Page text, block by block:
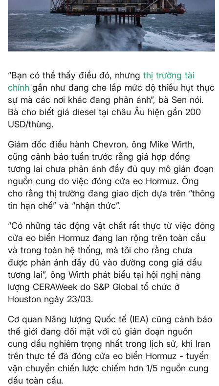
“Bạn có thể thấy điều đó, nhưng thị trường tài
chính gần như đang che lấp mức độ thiếu hụt thực
sự mà các nơi khác đang phản ánh”, bà Sen nói.
Bà cho biết giá diesel tại châu Âu hiện gần 200
USD/thùng.
Giám đốc điều hành Chevron, ông Mike Wirth,
cũng cảnh báo tuần trước rằng giá hợp đồng
tương lai chưa phản ánh đầy đủ quy mô gián đoạn
nguồn cung do việc đóng cửa eo Hormuz. Ông
cho rằng thị trường đang giao dịch dựa trên “thông
tin hạn chế” và “nhận thức”.
“Có những tác động vật chất rất thực từ việc đóng
cửa eo biển Hormuz đang lan rộng trên toàn cầu
và trong toàn hệ thống, mà tôi cho rằng chưa
được phản ánh đầy đủ vào đường cong giá dầu
tương lai”, ông Wirth phát biểu tại hội nghị năng
lượng CERAWeek do S&P Global tổ chức ở
Houston ngày 23/03.
Cơ quan Năng lượng Quốc tế (IEA) cũng cảnh báo
thế giới đang đối mặt với cú gián đoạn nguồn
cung dầu nghiêm trọng nhất trong lịch sử, khi Iran
trên thực tế đã đóng cửa eo biển Hormuz - tuyến
vận chuyển chiến lược chiếm hơn 1/5 nguồn cung
dầu toàn cầu.